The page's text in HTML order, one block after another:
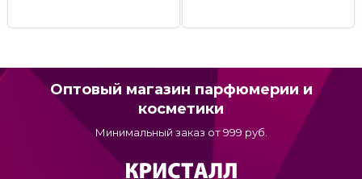
Оптовый магазин парфюмерии и
косметики
Минимальный заказ от 999 руб.